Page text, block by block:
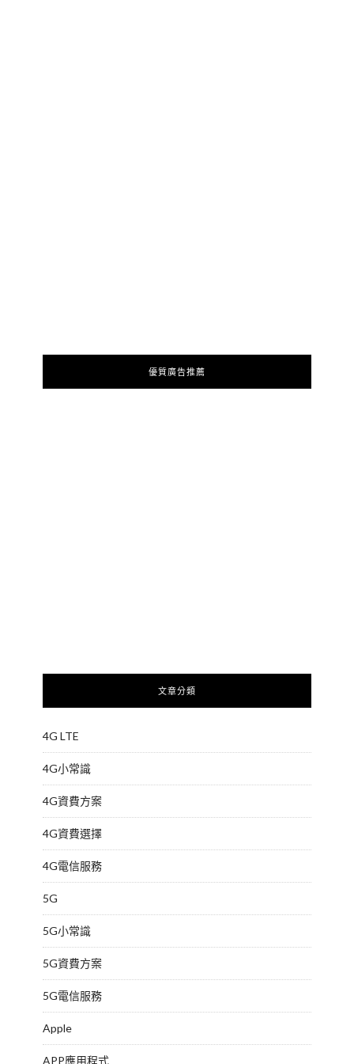
優質廣告推薦
文章分類
4G LTE
4G小常識
4G資費方案
4G資費選擇
4G電信服務
5G
5G小常識
5G資費方案
5G電信服務
Apple
APP應用程式